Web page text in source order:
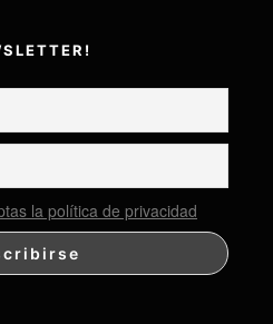
la política de privacidad